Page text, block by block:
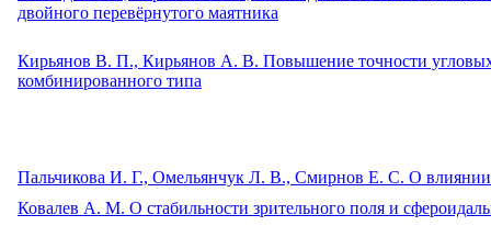
двойного перевёрнутого маятника
Кирьянов В. П., Кирьянов А. В. Повышение точности
комбинированного типа
Пальчикова И. Г., Омельянчук Л. В., Смирнов Е. С. О влиянии
Ковалев А. М. О стабильности зрительного поля и